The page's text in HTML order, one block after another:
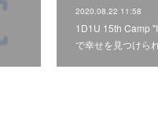
2020.08.22 11:58
1D1U 15th Camp
で幸せを見つけら